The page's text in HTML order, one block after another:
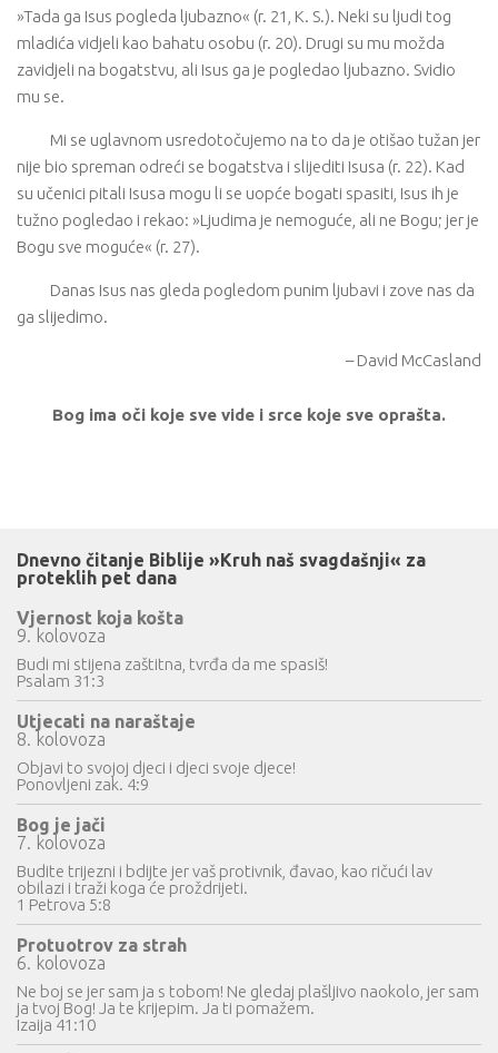
»Tada ga Isus pogleda ljubazno« (r. 21, K. S.). Neki su ljudi tog
mladića vidjeli kao bahatu osobu (r. 20). Drugi su mu možda
zavidjeli na bogatstvu, ali Isus ga je pogledao ljubazno. Svidio
mu se.
Mi se uglavnom usredotočujemo na to da je otišao tužan jer
nije bio spreman odreći se bogatstva i slijediti Isusa (r. 22). Kad
su učenici pitali Isusa mogu li se uopće bogati spasiti, Isus ih je
tužno pogledao i rekao: »Ljudima je nemoguće, ali ne Bogu; jer je
Bogu sve moguće« (r. 27).
Danas Isus nas gleda pogledom punim ljubavi i zove nas da
ga slijedimo.
– David McCasland
Bog ima oči koje sve vide i srce koje sve oprašta.
Dnevno čitanje Biblije »Kruh naš svagdašnji« za
proteklih pet dana
Vjernost koja košta
9. kolovoza
Budi mi stijena zaštitna, tvrđa da me spasiš!
Psalam 31:3
Utjecati na naraštaje
8. kolovoza
Objavi to svojoj djeci i djeci svoje djece!
Ponovljeni zak. 4:9
Bog je jači
7. kolovoza
Budite trijezni i bdijte jer vaš protivnik, đavao, kao ričući lav
obilazi i traži koga će proždrijeti.
1 Petrova 5:8
Protuotrov za strah
6. kolovoza
Ne boj se jer sam ja s tobom! Ne gledaj plašljivo naokolo, jer sam
ja tvoj Bog! Ja te krijepim. Ja ti pomažem.
Izaija 41:10